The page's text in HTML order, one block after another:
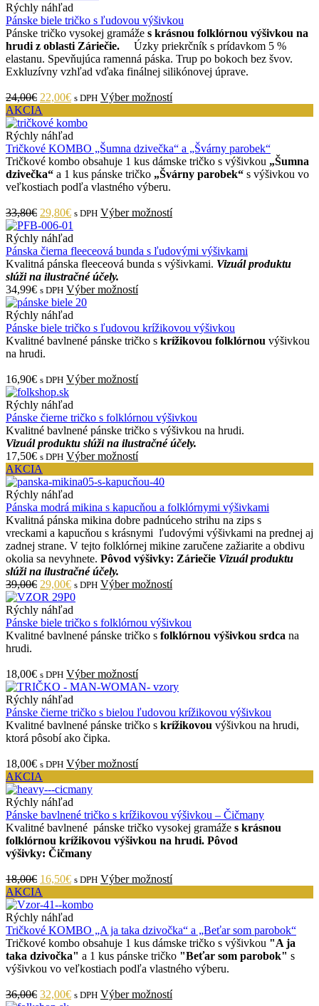
Rýchly náhľad
Pánske biele tričko s ľudovou výšivkou
Pánske tričko vysokej gramáže s krásnou folklórnou výšivkou na
hrudi z oblasti Záriečie.
Úzky priekrčník s prídavkom 5 %
elastanu. Spevňujúca ramenná páska. Trup po bokoch bez švov.
Exkluzívny vzhľad vďaka finálnej silikónovej úprave.
24,00€ 22,00€ s DPH Výber možností
AKCIA
Rýchly náhľad
Tričkové KOMBO „Šumna dzivečka“ a „Švárny parobek“
Tričkové kombo obsahuje 1 kus dámske tričko s výšivkou „Šumna
dzivečka“ a 1 kus pánske tričko „Švárny parobek“ s výšivkou vo
veľkostiach podľa vlastného výberu.
33,80€ 29,80€ s DPH Výber možností
Rýchly náhľad
Pánska čierna fleeceová bunda s ľudovými výšivkami
Kvalitná pánska fleeceová bunda s výšivkami. Vizuál produktu
slúži na ilustračné účely.
34,99€ s DPH Výber možností
Rýchly náhľad
Pánske biele tričko s ľudovou krížikovou výšivkou
Kvalitné bavlnené pánske tričko s krížikovou folklórnou výšivkou
na hrudi.
16,90€ s DPH Výber možností
Rýchly náhľad
Pánske čierne tričko s folklórnou výšivkou
Kvalitné bavlnené pánske tričko s výšivkou na hrudi.
Vizuál produktu slúži na ilustračné účely.
17,50€ s DPH Výber možností
AKCIA
Rýchly náhľad
Pánska modrá mikina s kapucňou a folklórnymi výšivkami
Kvalitná pánska mikina dobre padnúceho strihu na zips s
vreckami a kapucňou s krásnymi ľudovými výšivkami na prednej aj
zadnej strane. V tejto folklórnej mikine zaručene zažiarite a obdivu
okolia sa nevyhnete. Pôvod výšivky: Záriečie Vizuál produktu
slúži na ilustračné účely.
39,00€ 29,00€ s DPH Výber možností
Rýchly náhľad
Pánske biele tričko s folklórnou výšivkou
Kvalitné bavlnené pánske tričko s folklórnou výšivkou srdca na
hrudi.
18,00€ s DPH Výber možností
Rýchly náhľad
Pánske čierne tričko s bielou ľudovou krížikovou výšivkou
Kvalitné bavlnené pánske tričko s krížikovou výšivkou na hrudi,
ktorá pôsobí ako čipka.
18,00€ s DPH Výber možností
AKCIA
Rýchly náhľad
Pánske bavlnené tričko s krížikovou výšivkou – Čičmany
Kvalitné bavlnené pánske tričko vysokej gramáže s krásnou
folklórnou krížikovou výšivkou na hrudi. Pôvod
výšivky: Čičmany
18,00€ 16,50€ s DPH Výber možností
AKCIA
Rýchly náhľad
Tričkové KOMBO „A ja taka dzivočka“ a „Beťar som parobok“
Tričkové kombo obsahuje 1 kus dámske tričko s výšivkou "A ja
taka dzivočka" a 1 kus pánske tričko "Beťar som parobok" s
výšivkou vo veľkostiach podľa vlastného výberu.
36,00€ 32,00€ s DPH Výber možností